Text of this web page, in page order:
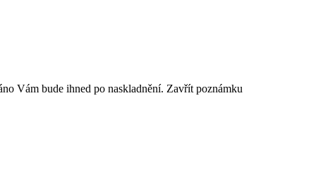
Vám bude ihned po naskladnění. Zavřít poznámku